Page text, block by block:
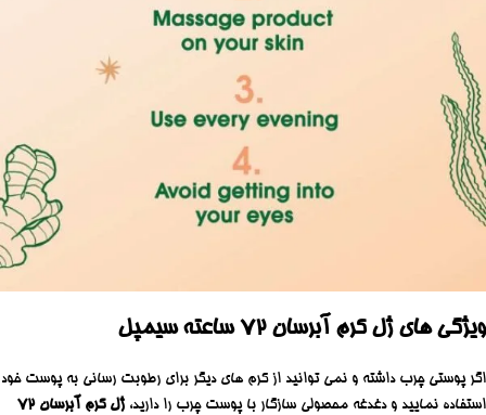
ویژگی های ژل کرم آبرسان 72 ساعته سیمپل
اگر پوستی چرب داشته و نمی توانید از کرم های دیگر برای رطوبت رسانی به پوست خود
استفاده نمایید و دغدغه محصولی سازگار با پوست چرب را دارید،
ژل کرم آبرسان 72